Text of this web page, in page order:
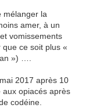
mélanger la
amer, à un
vomissements
ce soit plus «
») ….
2017 après 10
aux opiacés après
codéine.